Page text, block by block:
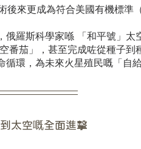
來更成為符合美國有機標準
羅斯科學家喺 「和平號」太
番茄」，甚至完成咗從種子到
環，為未來火星殖民嘅「自
太空嘅全面進擊